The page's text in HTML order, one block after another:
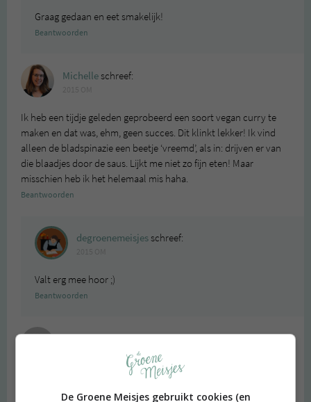
Graag gedaan en eet smakelijk!
Beantwoorden
Michelleschreef:
Ik heb een tijdje geleden geprobeerd een soort vegan curry te
maken en dat was, ehm, geen succes. Dit klinkt lekker! Ik vind
alleen de bladspinazie een beetje ‘vreemd’, als in: drijven er van
die blaadjes door de saus. Lijkt me niet zo fijn eten! Maar
misschien heb ik het helemaal mis haha.
Beantwoorden
degroenemeisjesschreef:
Valt erg mee hoor ;)
Beantwoorden
Simoneschreef:
Lijkt me heerlijk, ik hou van Aziatisch eten (moet ook wel als Indo
zijnde haha).De Groene Meisjes gebruikt cookies (en